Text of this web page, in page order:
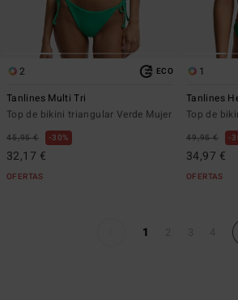
2 ECO
Tanlines Multi Tri
Top de bikini triangular Verde Mujer
45,95 € 30%
32,17 €
OFERTAS
1
Tanlines
Top de
49,95 €
34,97 €
OFERTAS
1